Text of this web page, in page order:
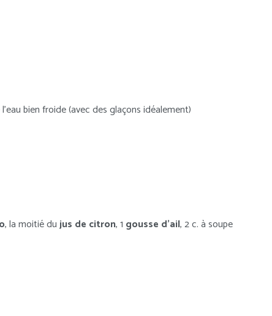
bien froide (avec des glaçons idéalement)
, la moitié dujus de citron, 1 gousse d’ail, 2 c. à soupe